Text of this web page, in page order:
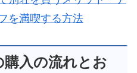
を満喫する方法
入の流れとお